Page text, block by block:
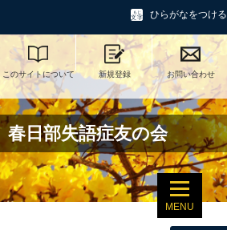
ひらがなをつける
このサイトについて 新規登録 お問い合わせ
春日部失語症友の会
MENU